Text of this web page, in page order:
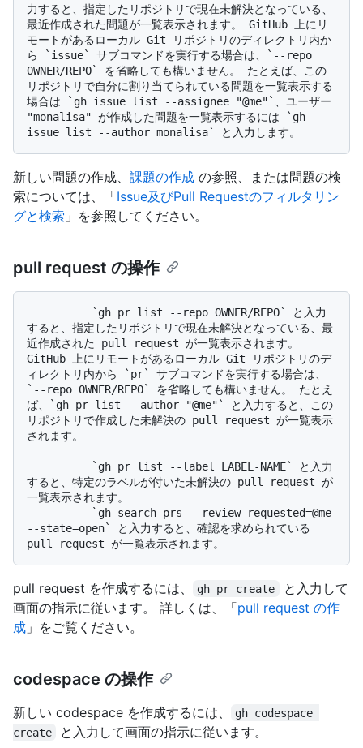
力すると、指定したリポジトリで現在未解決となっている、
最近作成された問題が一覧表示されます。 GitHub 上にリ
モートがあるローカル Git リポジトリのディレクトリ内か
ら `issue` サブコマンドを実行する場合は、`--repo
OWNER/REPO` を省略しても構いません。 たとえば、この
リポジトリで自分に割り当てられている問題を一覧表示する
場合は `gh issue list --assignee "@me"`、ユーザー
"monalisa" が作成した問題を一覧表示するには `gh
新しい問題の作成、 課題の作成 の参照、または問題の検
索については、「Issue及びPull Requestのフィルタリン
グと検索 」を参照してください。
pull request の操作
すると、指定したリポジトリで現在未解決となっている、最
近作成された pull request が一覧表示されます。
GitHub 上にリモートがあるローカル Git リポジトリのデ
ィレクトリ内から `pr` サブコマンドを実行する場合は、
`--repo OWNER/REPO` を省略しても構いません。 たとえ
ば、`gh pr list --author "@me"` と入力すると、この
リポジトリで作成した未解決の pull request が一覧表示
されます。
すると、特定のラベルが付いた未解決の pull request が
一覧表示されます。
--state=open` と入力すると、確認を求められている
pull request を作成するには、 gh pr create
と入力して
画面の指示に従います。 詳しくは、「pull request の作
成 」をご覧ください。
codespace の操作
新しい codespace を作成するには、
gh codespace
create
と入力して画面の指示に従います。